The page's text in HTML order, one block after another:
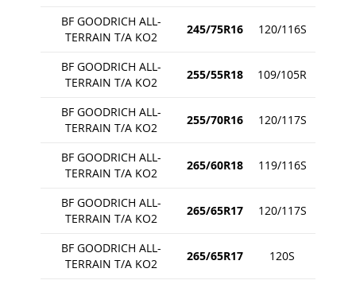
BF GOODRICH ALL-
TERRAIN T/A KO2
245/75R16 120/116S
BF GOODRICH ALL-
TERRAIN T/A KO2
255/55R18 109/105R
BF GOODRICH ALL-
TERRAIN T/A KO2
255/70R16 120/117S
BF GOODRICH ALL-
TERRAIN T/A KO2
265/60R18 119/116S
BF GOODRICH ALL-
TERRAIN T/A KO2
265/65R17 120/117S
BF GOODRICH ALL-
TERRAIN T/A KO2
265/65R17 120S